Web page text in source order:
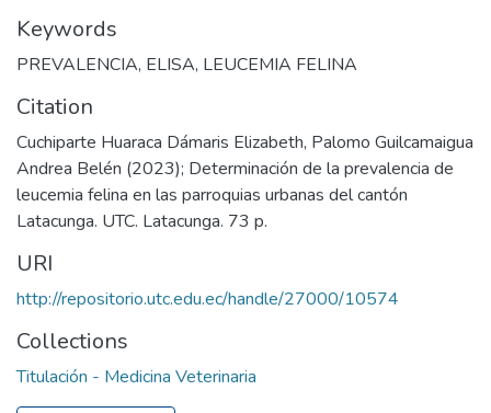
Keywords
PREVALENCIA, ELISA, LEUCEMIA FELINA
Citation
Cuchiparte Huaraca Dámaris Elizabeth, Palomo Guilcamaigua
Andrea Belén (2023); Determinación de la prevalencia de
leucemia felina en las parroquias urbanas del cantón
Latacunga. UTC. Latacunga. 73 p.
URI
http://repositorio.utc.edu.ec/handle/27000/10574
Collections
Titulación - Medicina Veterinaria